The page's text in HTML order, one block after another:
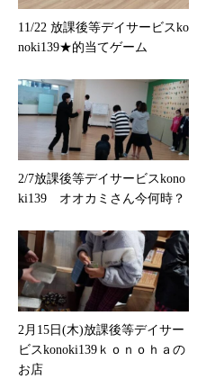
11/22 放課後等デイサービスko
noki139★的当てゲーム
2/7放課後等デイサービスkono
ki139 オオカミさん今何時？
2月15日(木)放課後等デイサー
ビスkonoki139ｋｏｎｏｈａの
お店